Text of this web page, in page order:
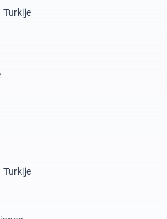
Turkije
Turkije